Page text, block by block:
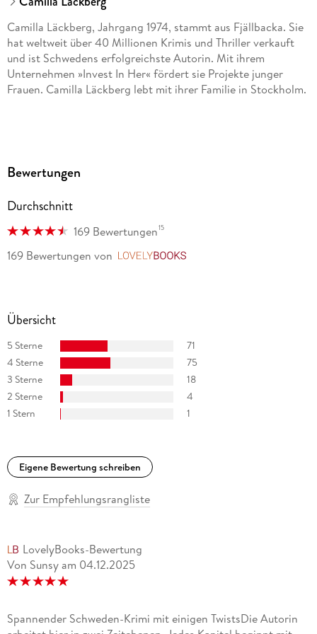
Camilla Läckberg, Jahrgang 1974, stammt aus Fjällbacka. Sie
hat weltweit über 40 Millionen Krimis und Thriller verkauft
und ist Schwedens erfolgreichste Autorin. Mit ihrem
Unternehmen »Invest In Her« fördert sie Projekte junger
Frauen. Camilla Läckberg lebt mit ihrer Familie in Stockholm.
Bewertungen
Durchschnitt
169 Bewertungen15
169 Bewertungen von
Übersicht
5 Sterne
71
4 Sterne
75
3 Sterne
18
2 Sterne
4
1 Stern
1
Eigene Bewertung schreiben
Zur Empfehlungsrangliste
LovelyBooks-Bewertung
Von Sunsy am 04.12.2025
Spannender Schweden-Krimi mit einigen TwistsDie Autorin